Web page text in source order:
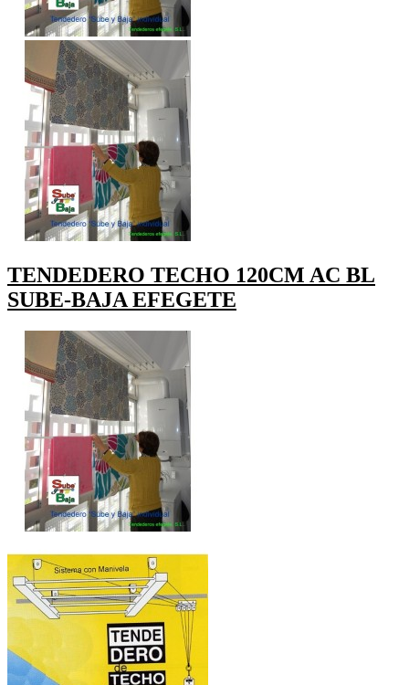
TENDEDERO TECHO 120CM AC BL
SUBE-BAJA EFEGETE